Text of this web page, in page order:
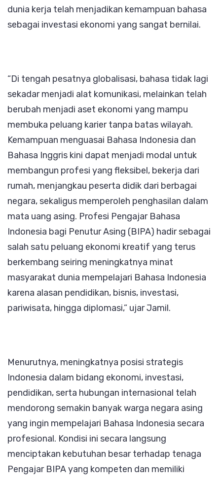
dunia kerja telah menjadikan kemampuan bahasa
sebagai investasi ekonomi yang sangat bernilai.
“Di tengah pesatnya globalisasi, bahasa tidak lagi
sekadar menjadi alat komunikasi, melainkan telah
berubah menjadi aset ekonomi yang mampu
membuka peluang karier tanpa batas wilayah.
Kemampuan menguasai Bahasa Indonesia dan
Bahasa Inggris kini dapat menjadi modal untuk
membangun profesi yang fleksibel, bekerja dari
rumah, menjangkau peserta didik dari berbagai
negara, sekaligus memperoleh penghasilan dalam
mata uang asing. Profesi Pengajar Bahasa
Indonesia bagi Penutur Asing (BIPA) hadir sebagai
salah satu peluang ekonomi kreatif yang terus
berkembang seiring meningkatnya minat
masyarakat dunia mempelajari Bahasa Indonesia
karena alasan pendidikan, bisnis, investasi,
pariwisata, hingga diplomasi,” ujar Jamil.
Menurutnya, meningkatnya posisi strategis
Indonesia dalam bidang ekonomi, investasi,
pendidikan, serta hubungan internasional telah
mendorong semakin banyak warga negara asing
yang ingin mempelajari Bahasa Indonesia secara
profesional. Kondisi ini secara langsung
menciptakan kebutuhan besar terhadap tenaga
Pengajar BIPA yang kompeten dan memiliki